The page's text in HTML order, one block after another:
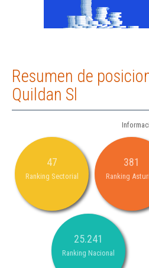
Resumen de
Quildan Sl
47
Ranking Sectorial
381
Ranking
25.241
Ranking Nacional